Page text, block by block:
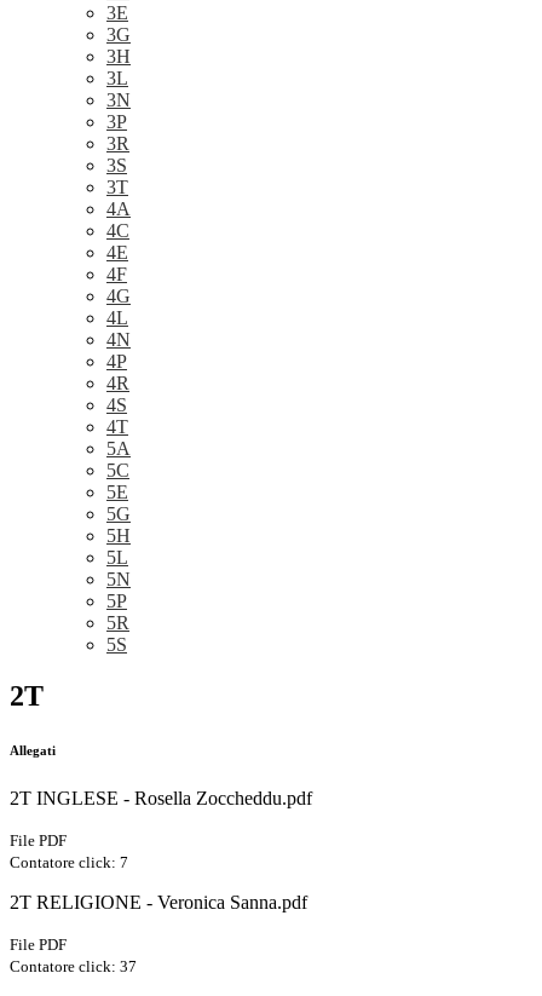
3E
3G
3H
3L
3N
3P
3R
3S
3T
4A
4C
4E
4F
4G
4L
4N
4P
4R
4S
4T
5A
5C
5E
5G
5H
5L
5N
5P
5R
5S
2T
Allegati
2T INGLESE - Rosella Zoccheddu.pdf
File PDF
Contatore click: 7
2T RELIGIONE - Veronica Sanna.pdf
File PDF
Contatore click: 37